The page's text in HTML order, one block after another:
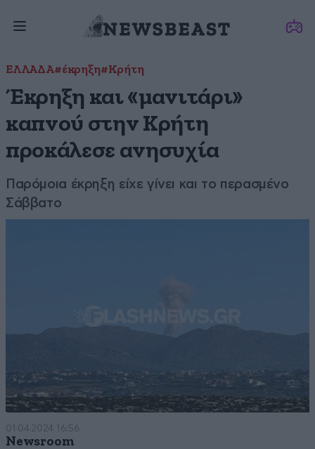
ΕΛΛΑΔΑ#έκρηξη#Κρήτη
Έκρηξη και «μανιτάρι»
καπνού στην Κρήτη
προκάλεσε ανησυχία
Παρόμοια έκρηξη είχε γίνει και το περασμένο
Σάββατο
01·04·2024 16:56
Newsroom